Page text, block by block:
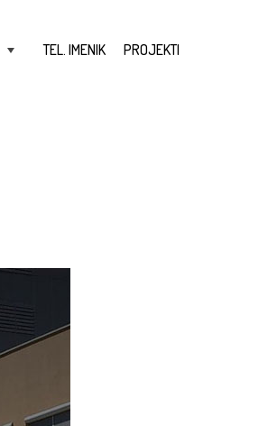
TEL. IMENIK PROJEKTI